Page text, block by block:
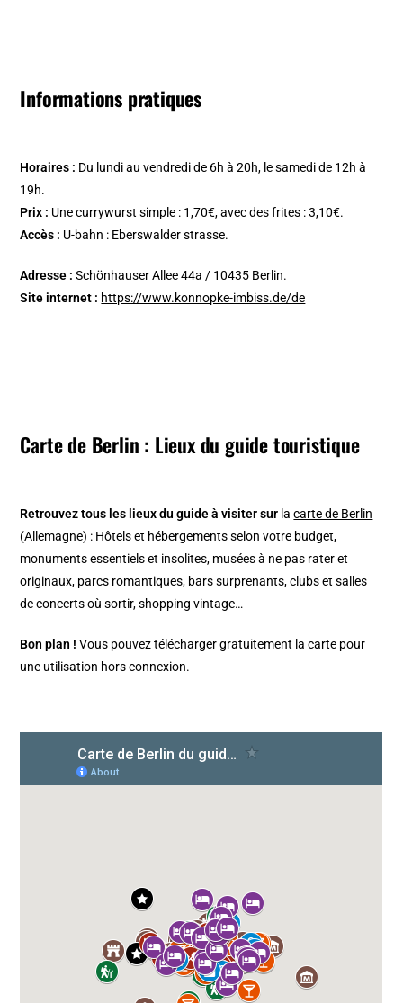
Informations pratiques
Horaires : Du lundi au vendredi de 6h à 20h, le samedi de 12h à
19h.
Prix : Une currywurst simple : 1,70€, avec des frites : 3,10€.
Accès : U-bahn : Eberswalder strasse.
Adresse :Schönhauser Allee 44a / 10435 Berlin.
Site internet : https://www.konnopke-imbiss.de/de
Carte de Berlin : Lieux du guide touristique
Retrouvez tous les lieux du guide à visiter sur lacarte de Berlin
(Allemagne) : Hôtels et hébergements selon votre budget,
monuments essentiels et insolites, musées à ne pas rater et
originaux, parcs romantiques, bars surprenants, clubs et salles
de concerts où sortir, shopping vintage…
Bon plan !Vous pouvez télécharger gratuitement la carte pour
une utilisation hors connexion.